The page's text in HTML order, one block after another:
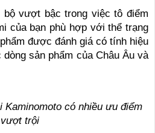
vượt bậc trong việc tô điểm
của bạn phù hợp với thể trạng
được đánh giá có tính hiệu
sản phẩm của Châu Âu và
Kaminomoto có nhiều ưu điểm
vượt trội